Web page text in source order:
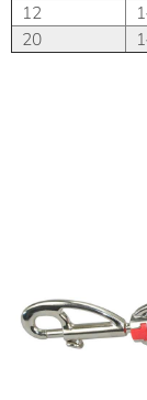
12
20